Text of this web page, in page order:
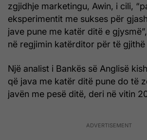
zgjidhje marketingu, Awin, i cili,
eksperimentit me sukses për
jave pune me katër ditë e
në regjimin katërditor për të gjithë
Një analist i Bankës së Anglisë
që java me katër ditë pune do të
javën me pesë ditë, deri në vitin